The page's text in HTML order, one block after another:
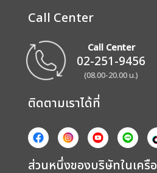
Call Center
Call Center
02-251-9456
(08.00-20.00 น.)
ติดตามเราได้ที่
ส่วนหนึ่งของบริษัทในเครือ